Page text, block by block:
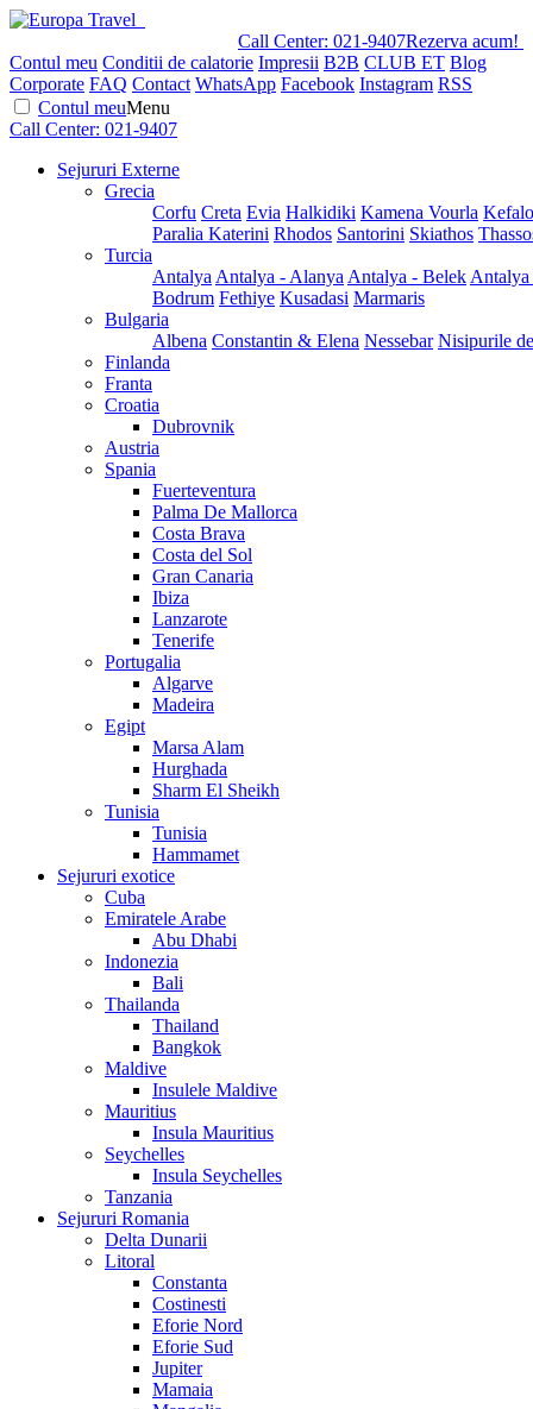
Call Center: 021-9407Rezerva acum!
Contul meu Conditii de calatorie Impresii B2B CLUB ET Blog
Corporate FAQ Contact WhatsApp Facebook Instagram RSS
Contul meuMenu
Call Center: 021-9407
Sejururi Externe
Grecia
Corfu Creta Evia Halkidiki Kamena Vourla
Paralia Katerini Rhodos Santorini Skiathos
Turcia
Antalya Antalya - Alanya Antalya - Belek
Bodrum Fethiye Kusadasi Marmaris
Bulgaria
Albena Constantin & Elena Nessebar Nisipurile
Finlanda
Franta
Croatia
Dubrovnik
Austria
Spania
Fuerteventura
Palma De Mallorca
Costa Brava
Costa del Sol
Gran Canaria
Ibiza
Lanzarote
Tenerife
Portugalia
Algarve
Madeira
Egipt
Marsa Alam
Hurghada
Sharm El Sheikh
Tunisia
Tunisia
Hammamet
Sejururi exotice
Cuba
Emiratele Arabe
Abu Dhabi
Indonezia
Bali
Thailanda
Thailand
Bangkok
Maldive
Insulele Maldive
Mauritius
Insula Mauritius
Seychelles
Insula Seychelles
Tanzania
Sejururi Romania
Delta Dunarii
Litoral
Constanta
Costinesti
Eforie Nord
Eforie Sud
Jupiter
Mamaia